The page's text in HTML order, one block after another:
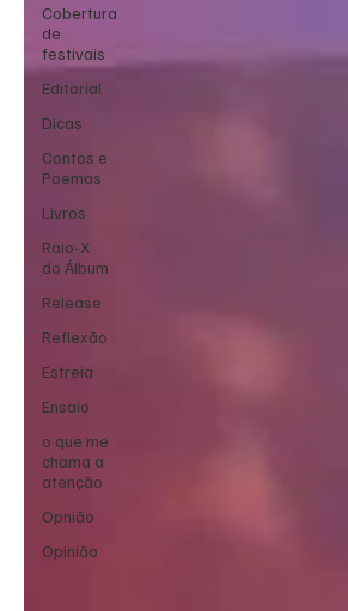
Cobertura
de
festivais
Editorial
Dicas
Contos e
Poemas
Livros
Raio-X
do Álbum
Release
Reflexão
Estreia
Ensaio
o que me
chama a
atenção
Opnião
Opinião